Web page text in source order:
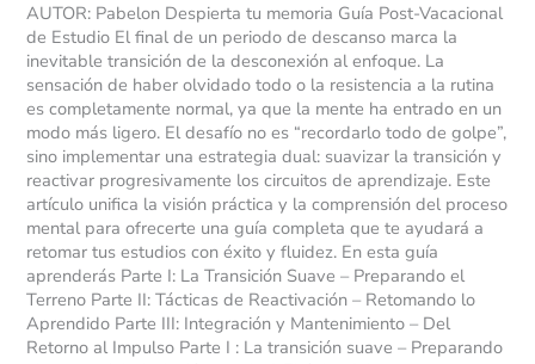
AUTOR: Pabelon Despierta tu memoria Guía Post-Vacacional
de Estudio El final de un periodo de descanso marca la
inevitable transición de la desconexión al enfoque. La
sensación de haber olvidado todo o la resistencia a la rutina
es completamente normal, ya que la mente ha entrado en un
modo más ligero. El desafío no es “recordarlo todo de golpe”,
sino implementar una estrategia dual: suavizar la transición y
reactivar progresivamente los circuitos de aprendizaje. Este
artículo unifica la visión práctica y la comprensión del proceso
mental para ofrecerte una guía completa que te ayudará a
retomar tus estudios con éxito y fluidez. En esta guía
aprenderás Parte I: La Transición Suave – Preparando el
Terreno Parte II: Tácticas de Reactivación – Retomando lo
Aprendido Parte III: Integración y Mantenimiento – Del
Retorno al Impulso Parte I : La transición suave – Preparando